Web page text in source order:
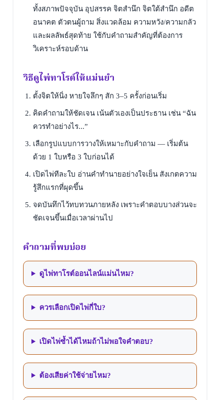
ทั้งสภาพปัจจุบัน อุปสรรค จิตสำนึก จิตใต้สำนึก อดีต
อนาคต ตัวตนผู้ถาม สิ่งแวดล้อม ความหวัง/ความกลัว
และผลลัพธ์สุดท้าย ใช้กับคำถามสำคัญที่ต้องการ
วิเคราะห์รอบด้าน
วิธีดูไพ่ทาโรต์ให้แม่นยำ
ตั้งจิตให้นิ่ง หายใจลึกๆ สัก 3–5 ครั้งก่อนเริ่ม
คิดคำถามให้ชัดเจน เน้นตัวเองเป็นประธาน เช่น “ฉัน
ควรทำอย่างไร...”
เลือกรูปแบบการวางให้เหมาะกับคำถาม — เริ่มต้น
ด้วย 1 ใบหรือ 3 ใบก่อนได้
เปิดไพ่ทีละใบ อ่านคำทำนายอย่างใจเย็น สังเกตความ
รู้สึกแรกที่ผุดขึ้น
จดบันทึกไว้ทบทวนภายหลัง เพราะคำตอบบางส่วนจะ
ชัดเจนขึ้นเมื่อเวลาผ่านไป
คำถามที่พบบ่อย
ดูไพ่ทาโรต์ออนไลน์แม่นไหม?
ควรเลือกเปิดไพ่กี่ใบ?
เปิดไพ่ซ้ำได้ไหมถ้าไม่พอใจคำตอบ?
ต้องเสียค่าใช้จ่ายไหม?